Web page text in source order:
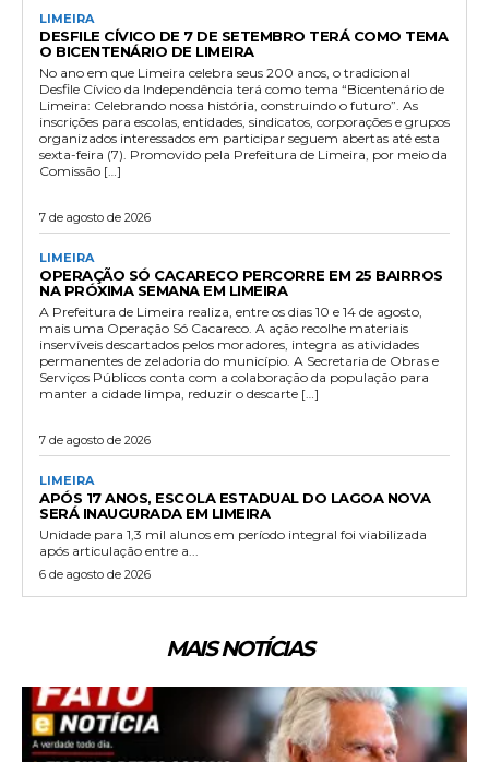
LIMEIRA
DESFILE CÍVICO DE 7 DE SETEMBRO TERÁ COMO TEMA
O BICENTENÁRIO DE LIMEIRA
No ano em que Limeira celebra seus 200 anos, o tradicional
Desfile Cívico da Independência terá como tema “Bicentenário de
Limeira: Celebrando nossa história, construindo o futuro”. As
inscrições para escolas, entidades, sindicatos, corporações e grupos
organizados interessados em participar seguem abertas até esta
sexta-feira (7). Promovido pela Prefeitura de Limeira, por meio da
Comissão […]
7 de agosto de 2026
LIMEIRA
OPERAÇÃO SÓ CACARECO PERCORRE EM 25 BAIRROS
NA PRÓXIMA SEMANA EM LIMEIRA
A Prefeitura de Limeira realiza, entre os dias 10 e 14 de agosto,
mais uma Operação Só Cacareco. A ação recolhe materiais
inservíveis descartados pelos moradores, integra as atividades
permanentes de zeladoria do município. A Secretaria de Obras e
Serviços Públicos conta com a colaboração da população para
manter a cidade limpa, reduzir o descarte […]
7 de agosto de 2026
LIMEIRA
APÓS 17 ANOS, ESCOLA ESTADUAL DO LAGOA NOVA
SERÁ INAUGURADA EM LIMEIRA
Unidade para 1,3 mil alunos em período integral foi viabilizada
após articulação entre a...
6 de agosto de 2026
MAIS NOTÍCIAS